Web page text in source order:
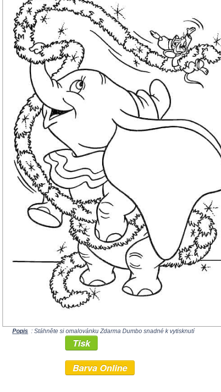
Popis : Stáhněte si omalovánku Zdarma Dumbo snadné k vytisknutí
Tisk
Barva Online